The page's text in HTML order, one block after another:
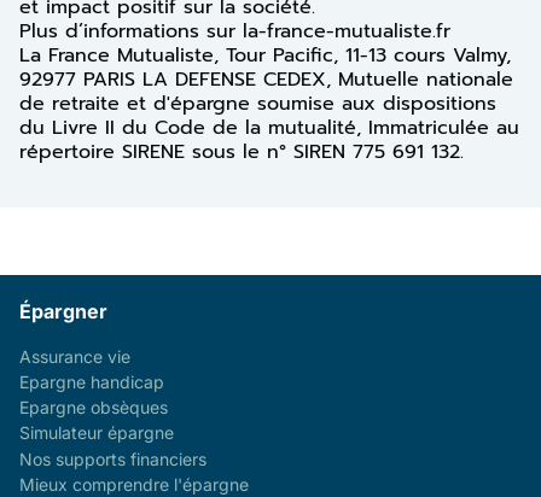
et impact positif sur la société.
Plus d’informations sur la-france-mutualiste.fr
La France Mutualiste, Tour Pacific, 11-13 cours Valmy,
92977 PARIS LA DEFENSE CEDEX, Mutuelle nationale
de retraite et d'épargne soumise aux dispositions
du Livre II du Code de la mutualité, Immatriculée au
répertoire SIRENE sous le n° SIREN 775 691 132.
Épargner
Assurance vie
Epargne handicap
Epargne obsèques
Simulateur épargne
Nos supports financiers
Mieux comprendre l'épargne